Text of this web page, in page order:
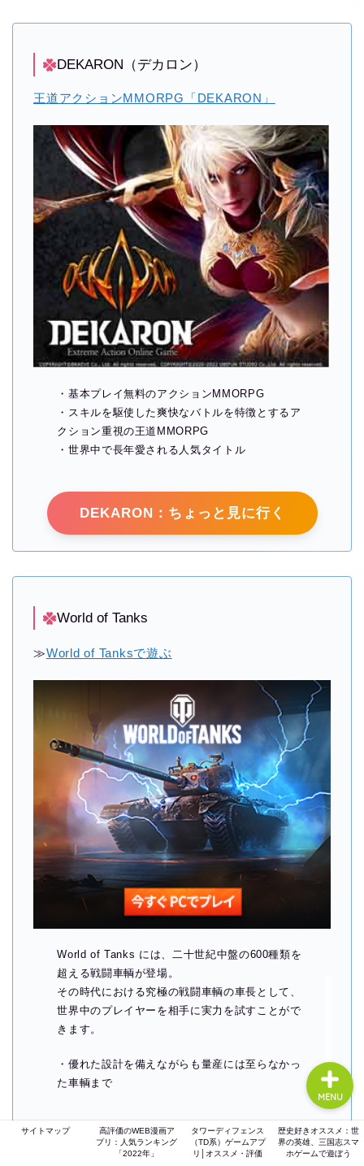
DEKARON（デカロン）
王道アクションMMORPG「DEKARON」
・基本プレイ無料のアクションMMORPG
・スキルを駆使した爽快なバトルを特徴とするア
クション重視の王道MMORPG
・世界中で長年愛される人気タイトル
DEKARON：ちょっと見に行く
World of Tanks
≫World of Tanksで遊ぶ
World of Tanks には、二十世紀中盤の600種類を
超える戦闘車輌が登場。
その時代における究極の戦闘車輌の車長として、
世界中のプレイヤーを相手に実力を試すことがで
きます。
・優れた設計を備えながらも量産には至らなかっ
た車輌まで
World of Tanks：ちょっと見に
サイトマップ
高評価のWEB漫画ア
プリ：人気ランキング
「2022年」
タワーディフェンス
（TD系）ゲームアプ
リ│オススメ・評価
歴史好きオススメ：世
界の英雄、三国志スマ
ホゲームで遊ぼう
MENU
ホーム
ゲーム評価
ガジェット
comic